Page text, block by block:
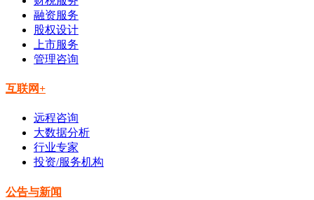
融资服务
股权设计
上市服务
管理咨询
互联网+
远程咨询
大数据分析
行业专家
投资/服务机构
公告与新闻